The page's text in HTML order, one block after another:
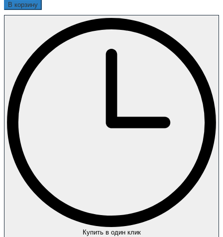
В корзину
Купить в один клик